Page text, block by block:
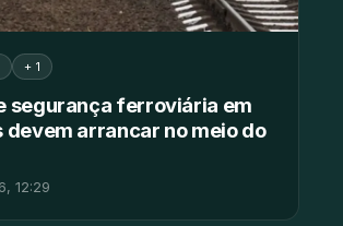
+ 1
segurança ferroviária em
devem arrancar no meio do
12:29